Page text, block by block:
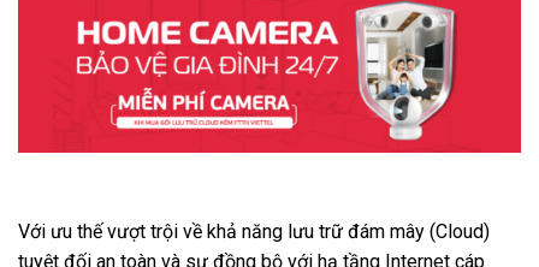
Với ưu thế vượt trội về khả năng lưu trữ đám mây (Cloud)
tuyệt đối an toàn và sự đồng bộ với hạ tầng Internet cáp